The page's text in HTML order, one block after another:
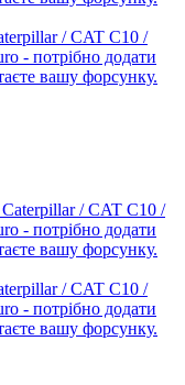
/ CAT C10 /
- потрібно додати
вашу форсунку.
/ CAT C10 /
- потрібно додати
вашу форсунку.